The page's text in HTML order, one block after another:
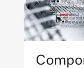
1,19
Brutogewicht
Bescherming